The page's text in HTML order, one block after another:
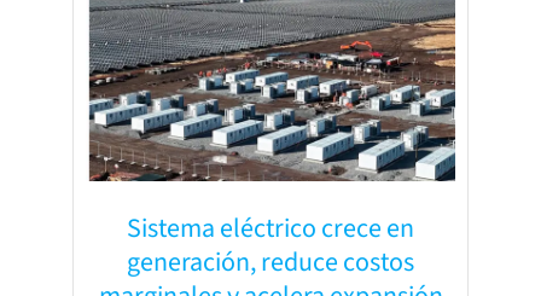
Sistema eléctrico crece en
generación, reduce costos